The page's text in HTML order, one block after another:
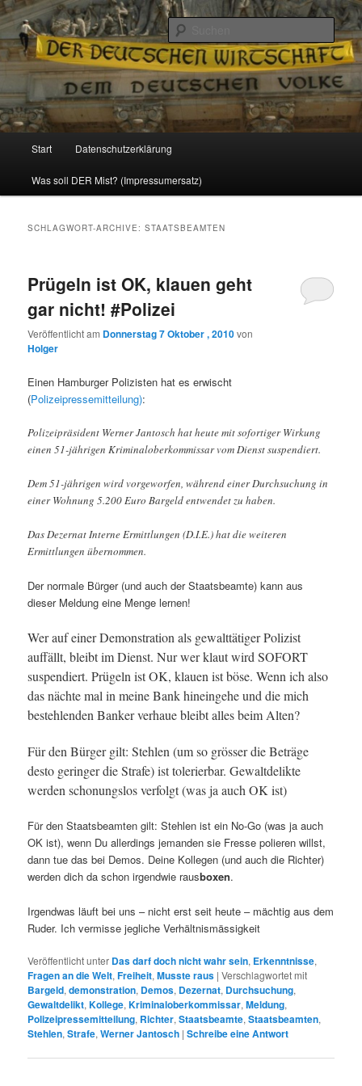
Reizzentrum
Politik, Wirtschaft, Soziales und Gesellschaft
Zum
Inhalt
Zum
sekundären
Start Datenschutzerklärung
Was soll DER Mist? (Impressumersatz)
SCHLAGWORT-ARCHIVE:STAATSBEAMTEN
Prügeln ist OK, klauen geht
gar nicht! #Polizei
Veröffentlicht am Donnerstag 7 Oktober , 2010von
Holger
Einen Hamburger Polizisten hat es erwischt
(Polizeipressemitteilung):
Polizeipräsident Werner Jantosch hat heute mit sofortiger Wirkung
einen 51-jährigen Kriminaloberkommissar vom Dienst suspendiert.
Dem 51-jährigen wird vorgeworfen, während einer Durchsuchung in
einer Wohnung 5.200 Euro Bargeld entwendet zu haben.
Das Dezernat Interne Ermittlungen (D.I.E.) hat die weiteren
Ermittlungen übernommen.
Der normale Bürger (und auch der Staatsbeamte) kann aus
dieser Meldung eine Menge lernen!
Wer auf einer Demonstration als gewalttätiger Polizist
auffällt, bleibt im Dienst. Nur wer klaut wird SOFORT
suspendiert. Prügeln ist OK, klauen ist böse. Wenn ich also
das nächte mal in meine Bank hineingehe und die mich
bestehlenden Banker verhaue bleibt alles beim Alten?
Für den Bürger gilt: Stehlen (um so grösser die Beträge
desto geringer die Strafe) ist tolerierbar. Gewaltdelikte
werden schonungslos verfolgt (was ja auch OK ist)
Für den Staatsbeamten gilt: Stehlen ist ein No-Go (was ja auch
OK ist), wenn Du allerdings jemanden sie Fresse polieren willst,
dann tue das bei Demos. Deine Kollegen (und auch die Richter)
werden dich da schon irgendwie rausboxen.
Irgendwas läuft bei uns – nicht erst seit heute – mächtig aus dem
Ruder. Ich vermisse jegliche Verhältnismässigkeit
Veröffentlicht unter Das darf doch nicht wahr sein, Erkenntnisse,
Fragen an die Welt,Freiheit,Musste raus |Verschlagwortet mit
Bargeld,demonstration, Demos, Dezernat, Durchsuchung,
Gewaltdelikt,Kollege,Kriminaloberkommissar,Meldung,
Polizeipressemitteilung, Richter,Staatsbeamte,Staatsbeamten,
Stehlen,Strafe,Werner Jantosch |Schreibe eine Antwort